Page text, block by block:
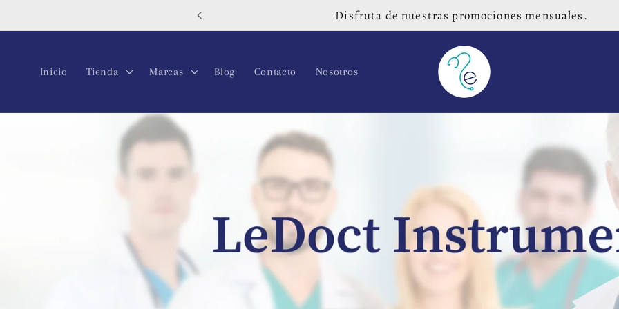
al contenido
Disfruta de nuestras promociones mensuales.
Inicio Tienda Marcas Blog Contacto Nosotros